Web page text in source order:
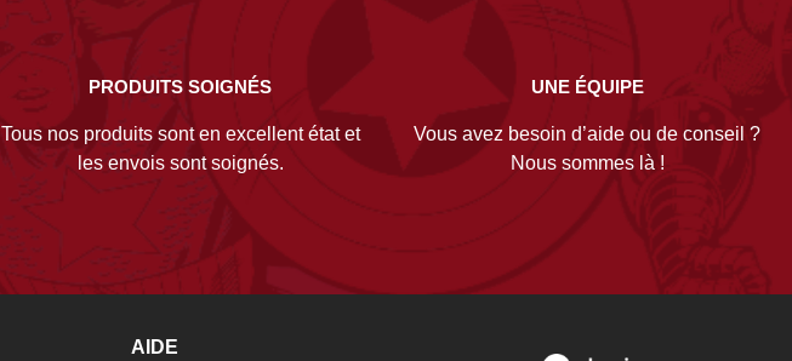
PRODUITS SOIGNÉS
Tous nos produits sont en excellent état et
les envois sont soignés.
UNE ÉQUIPE
Vous avez besoin d’aide ou de conseil ?
Nous sommes là !
AIDE